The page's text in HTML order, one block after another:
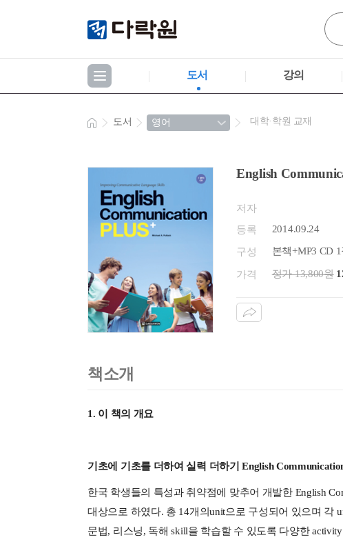
도서 강의
도서 대학·학원 교재
English
저자
등록
2014.09.24
구성 본책+MP3 CD
가격 정가 13,800원
책소개
1. 이 책의 개요
기초에 기초를 더하여 실력 더하기 English
한국 학생들의 특성과 취약점에 맞추어 개발한English
대상으로 하였다. 총 14개의unit으로 구성되어 있으며 각
문법, 리스닝, 독해skill을 학습할 수 있도록 다양한activity